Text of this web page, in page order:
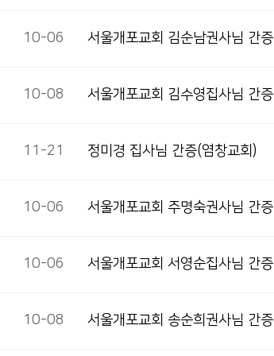
10-06 서울개포교회 김순남권사님 간증
10-08 서울개포교회 김수영집사님 간증
11-21 정미경 집사님 간증(염창교회)
10-06 서울개포교회 주명숙권사님 간증
10-06 서울개포교회 서영순집사님 간증
10-08 서울개포교회 송순희권사님 간증